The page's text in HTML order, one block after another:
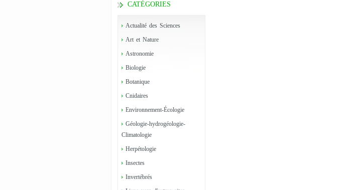
CATÉGORIES
Actualité des Sciences
Art et Nature
Astronomie
Biologie
Botanique
Cnidaires
Environnement-Écologie
Géologie-hydrogéologie-
Climatologie
Herpétologie
Insectes
Invertébrés